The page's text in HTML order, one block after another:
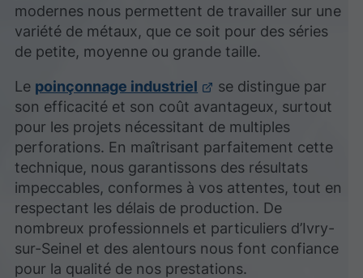
modernes nous permettent de travailler sur une
variété de métaux, que ce soit pour des séries
de petite, moyenne ou grande taille.
Le poinçonnage industriel
se distingue par
son efficacité et son coût avantageux, surtout
pour les projets nécessitant de multiples
perforations. En maîtrisant parfaitement cette
technique, nous garantissons des résultats
impeccables, conformes à vos attentes, tout en
respectant les délais de production. De
nombreux professionnels et particuliers d’Ivry-
sur-Seinel et des alentours nous font confiance
pour la qualité de nos prestations.